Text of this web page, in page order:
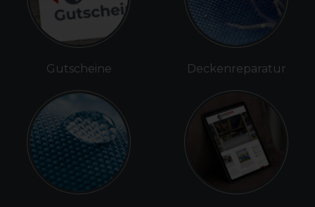
Gutscheine Deckenreparatur